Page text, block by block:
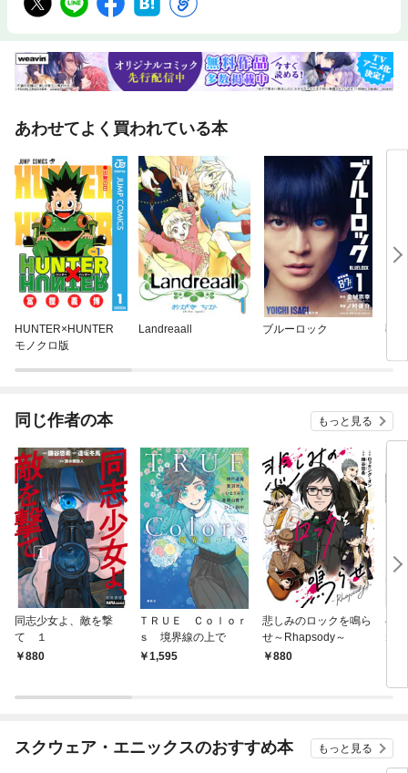
あわせてよく買われている本
HUNTER×HUNTER
モノクロ版
Landreaall ブルーロック 葬
同じ作者の本 もっと見る
同志少女よ、敵を撃
て １
880
ＴＲＵＥ Ｃｏｌｏｒ
ｓ 境界線の上で
1,595
悲しみのロックを鳴ら
せ～Rhapsody～
880
ベ
ね
スクウェア・エニックスのおすすめ本 もっと見る